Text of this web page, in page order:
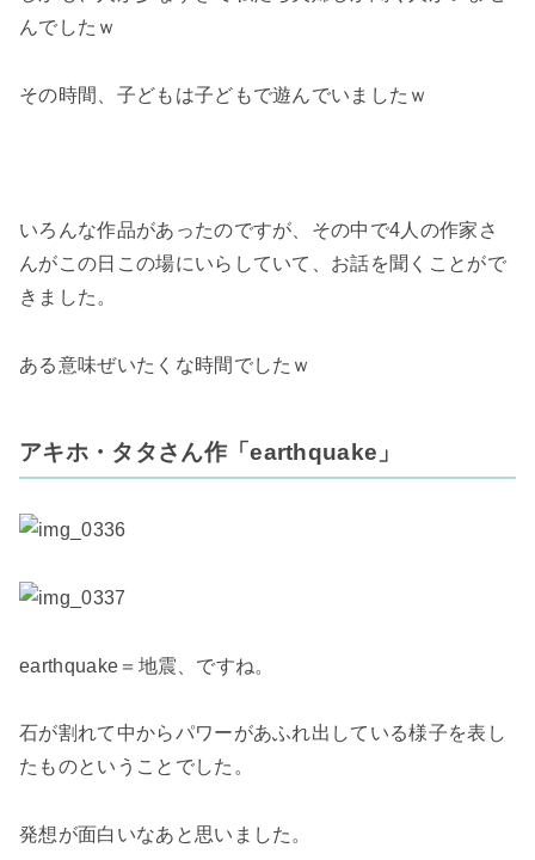
んでしたｗ
その時間、子どもは子どもで遊んでいましたｗ
いろんな作品があったのですが、その中で4人の作家さ
んがこの日この場にいらしていて、お話を聞くことがで
きました。
ある意味ぜいたくな時間でしたｗ
アキホ・タタさん作「earthquake」
earthquake＝地震、ですね。
石が割れて中からパワーがあふれ出している様子を表し
たものということでした。
発想が面白いなあと思いました。